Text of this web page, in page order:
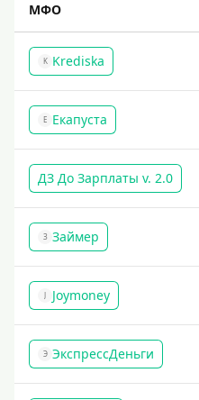
МФО
K Krediska
Е Екапуста
ДЗ До Зарплаты v. 2.0
З Займер
J Joymoney
Э ЭкспрессДеньги